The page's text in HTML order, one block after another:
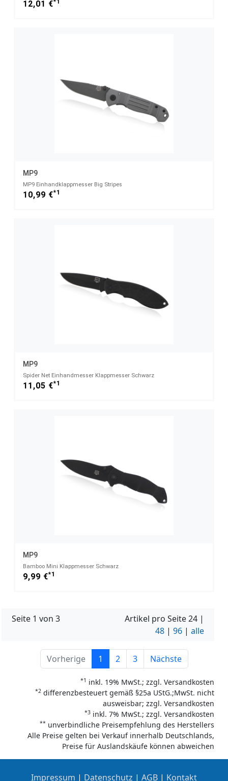
12,01 €
MP9
MP9 Einhandklappmesser Big Stripes
10,99 €*1
MP9
Spider Net Einhandmesser Klappmesser Schwarz
11,05 €*1
MP9
Bamboo Mini Klappmesser Schwarz
9,99 €*1
Seite 1 von 3 Artikel pro Seite24 |
48 | 96 | alle
Vorherige 1 2 3 Nächste
*1 inkl. 19% MwSt.; zzgl. Versandkosten
*2 differenzbesteuert gemäß §25a UStG.;MwSt. nicht
ausweisbar; zzgl. Versandkosten
*3 inkl. 7% MwSt.; zzgl. Versandkosten
** unverbindliche Preisempfehlung des Herstellers
Alle Preise gelten bei Verkauf innerhalb Deutschlands,
Preise für Auslandskäufe können abweichen
Impressum | Datenschutz | AGB | Kontakt